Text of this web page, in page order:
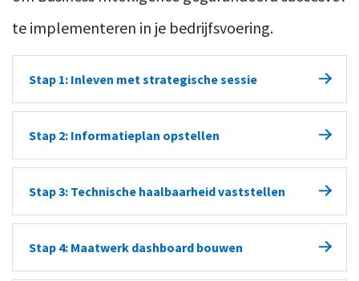
te implementeren in je bedrijfsvoering.
Stap 1: Inleven met strategische sessie
Met doelgerichte vragen zetten we op een rij
krijgt, op korte en lange(re) termijn.
Natuurlijk zoomen we daarbij ook
Stap 2: Informatieplan opstellen
Jouw drive en strategisch verhaal vertalen
KPI's. Zij vormen het fundament onder je
Stap 3: Technische haalbaarheid vaststellen
Wat is de kwantiteit én kwaliteit van jouw
Stap 4: Maatwerk dashboard bouwen